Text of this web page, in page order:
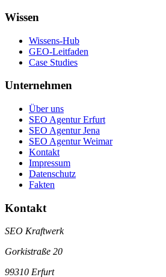
Wissen
Wissens-Hub
GEO-Leitfaden
Case Studies
Unternehmen
Über uns
SEO Agentur Erfurt
SEO Agentur Jena
SEO Agentur Weimar
Kontakt
Impressum
Datenschutz
Fakten
Kontakt
SEO Kraftwerk
Gorkistraße 20
99310 Erfurt